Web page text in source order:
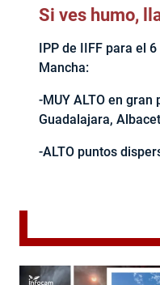
Si ves humo,
IPP de IIFF para el
Mancha:
-MUY ALTO en gran
Guadalajara,
-ALTO puntos